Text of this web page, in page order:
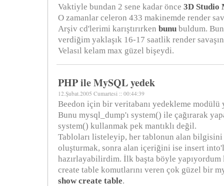
Vaktiyle bundan 2 sene kadar önce 3D Studio
O zamanlar celeron 433 makinemde render
Arşiv cd'lerimi karıştırırken bunu buldum.
verdiğim yaklaşık 16-17 saatlik render
Velasıl kelam max güzel bişeydi.
PHP ile MySQL yedek
12.Şubat.2005 Cumartesi :: 00:44:39
Beedon için bir veritabanı yedekleme
Bunu mysql_dump'ı system() ile çağırarak
system() kullanmak pek mantıklı değil.
Tabloları listeleyip, her tablonun alan bilgisini
oluşturmak, sonra alan içeriğini ise insert
hazırlayabilirdim. İlk başta böyle
create table komutlarını veren çok güzel bir
show create table.